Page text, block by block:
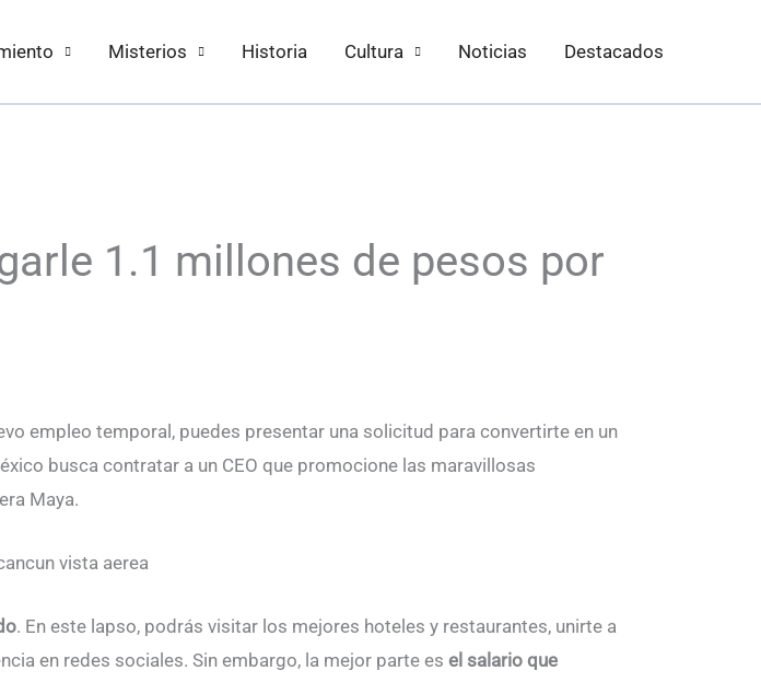
Misterios Historia Cultura Noticias Destacados
1.1 millones de pesos por
empleo temporal, puedes presentar una solicitud para convertirte en un
busca contratar a un CEO que promocione las maravillosas
Maya.
. En este lapso, podrás visitar los mejores hoteles y restaurantes, unirte a
en redes sociales. Sin embargo, la mejor parte es el salario que